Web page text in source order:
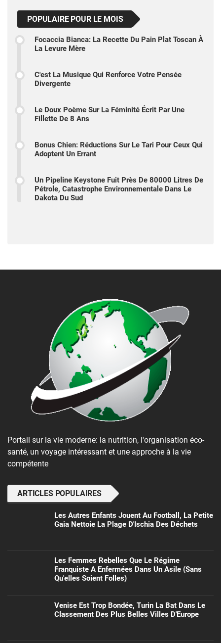
POPULAIRE POUR LE MOIS
Focaccia Bianca: La Recette Du Pain Plat Toscan À
La Levure Mère
C'est La Musique Qui Renforce Votre Pensée
Divergente
Le Doux Poème Sur La Féminité Écrit Par Une
Fillette De 8 Ans
Bonus Chien: Réductions Sur Le Tari Pour Ceux Qui
Adoptent Un Errant
Un Pipeline Keystone Fuit Près De 80000 Litres De
Pétrole, Catastrophe Environnementale Dans Le
Dakota Du Sud
Portail sur la vie moderne: la nutrition, l'organisation éco-
santé, un voyage intéressant et une approche à la vie
compétente
ARTICLES POPULAIRES
Les Autres Enfants Jouent Au Football, La Petite
Gaia Nettoie La Plage D'Ischia Des Déchets
Les Femmes Rebelles Que Le Régime
Franquiste A Enfermées Dans Un Asile (sans
Qu'elles Soient Folles)
Venise Est Trop Bondée, Turin La Bat Dans Le
Classement Des Plus Belles Villes D'Europe